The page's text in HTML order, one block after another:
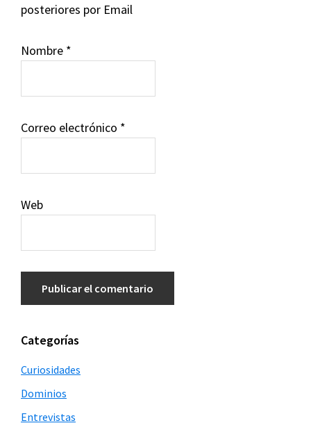
posteriores por Email
Nombre *
Correo electrónico *
Web
Barra
lateral
principal
Categorías
Curiosidades
Dominios
Entrevistas